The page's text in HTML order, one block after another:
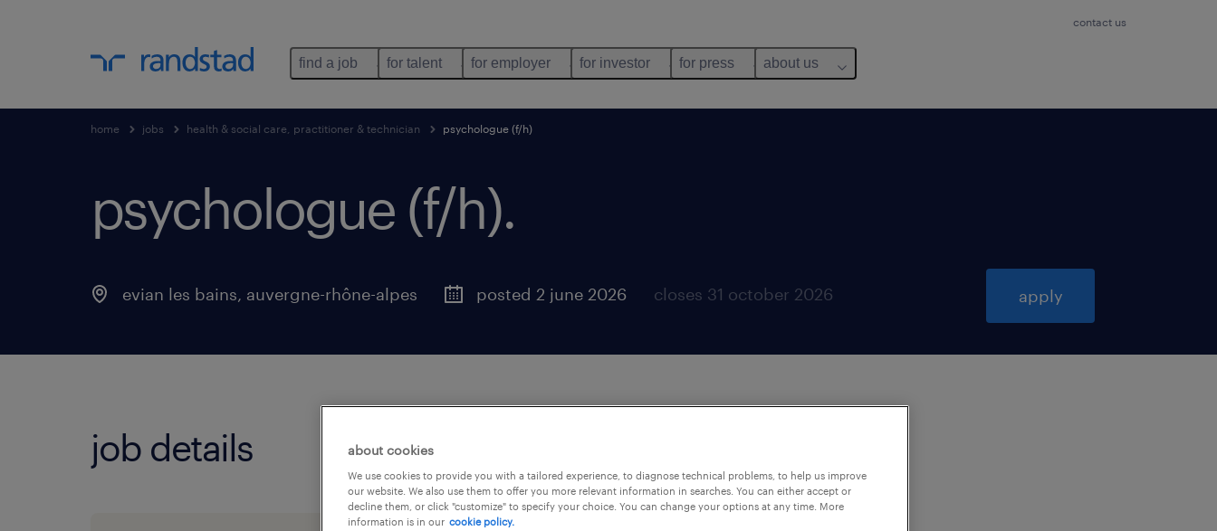
contact us
find a job for talent for employer for investor for press about us
home jobs health & social care, practitioner & technician psychologue (f/h)
psychologue (f/h).
evian les bains, auvergne-rhône-alpes posted 2 june 2026 closes 31 october 2026 apply
job details about cookies
We use cookies to provide you with a tailored experience, to diagnose technical problems, to help us improve
our website. We also use them to offer you more relevant information in searches. You can either accept or
decline them, or click "customize" to specify your choice. You can change your options at any time. More
information is in our cookie policy.